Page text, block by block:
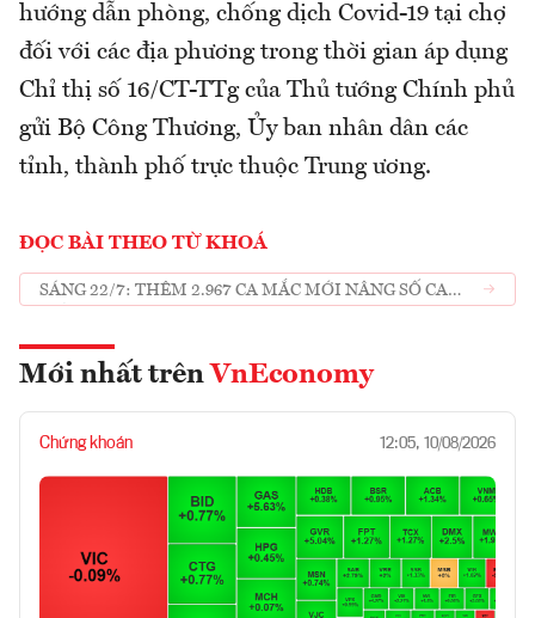
hướng dẫn phòng, chống dịch Covid-19 tại chợ
đối với các địa phương trong thời gian áp dụng
Chỉ thị số 16/CT-TTg của Thủ tướng Chính phủ
gửi Bộ Công Thương, Ủy ban nhân dân các
tỉnh, thành phố trực thuộc Trung ương.
ĐỌC BÀI THEO TỪ KHOÁ
SÁNG 22/7: THÊM 2.967 CA MẮC MỚI NÂNG SỐ CA
Mới nhất trên VnEconomy
Chứng khoán 12:05, 10/08/2026